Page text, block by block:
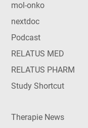
mol-onko
nextdoc
Podcast
RELATUS MED
RELATUS PHARM
Study Shortcut
Therapie News